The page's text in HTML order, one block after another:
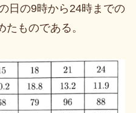
日の9時から24時までの
ものである。